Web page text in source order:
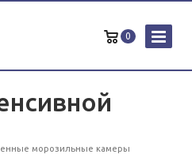
0
морозильные камеры